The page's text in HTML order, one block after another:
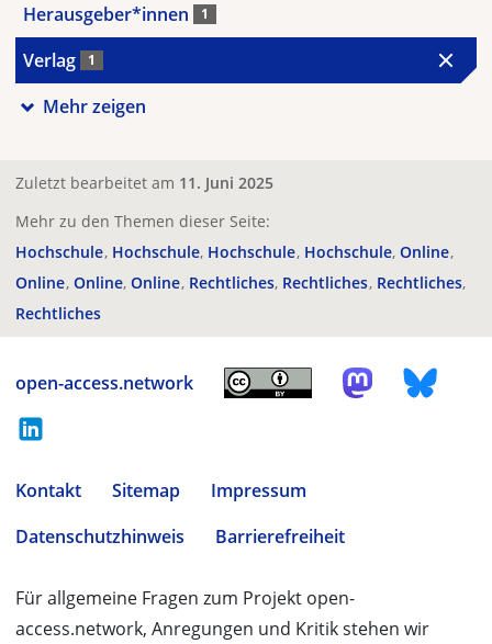
Herausgeber*innen 1
Verlag 1
Mehr zeigen
Zuletzt bearbeitet am 11. Juni 2025
Mehr zu den Themen dieser Seite:
Hochschule Hochschule Hochschule Hochschule Online
Online Online Online Rechtliches Rechtliches Rechtliches
Rechtliches
open-access.network
Kontakt Sitemap
Impressum
Datenschutzhinweis
Barrierefreiheit
Für allgemeine Fragen zum Projekt open-
access.network, Anregungen und Kritik stehen wir